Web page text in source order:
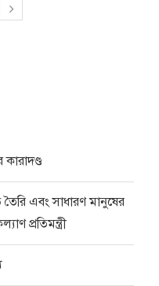
এবং সাধারণ মানুষের
প্রতিমন্ত্রী